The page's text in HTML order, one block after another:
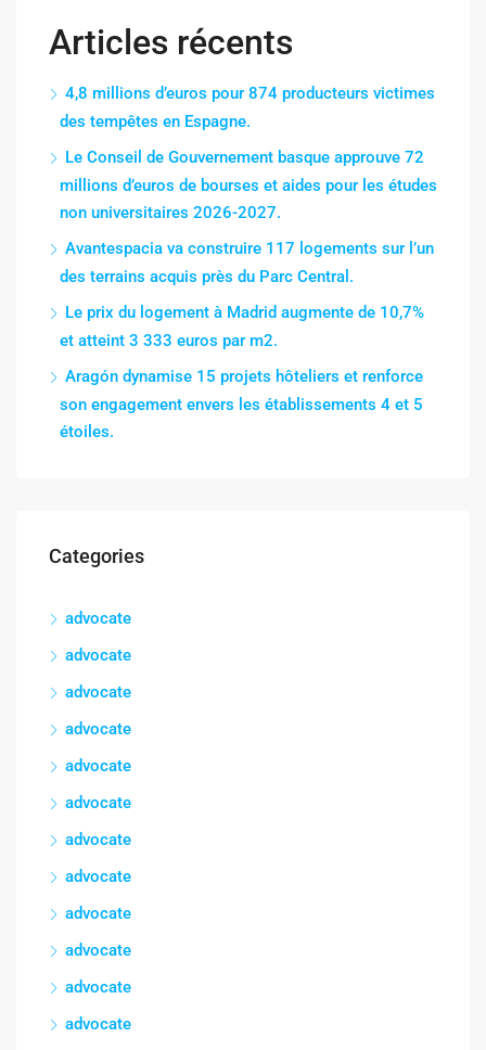
Articles récents
4,8 millions d’euros pour 874 producteurs victimes
des tempêtes en Espagne.
Le Conseil de Gouvernement basque approuve 72
millions d’euros de bourses et aides pour les études
non universitaires 2026-2027.
Avantespacia va construire 117 logements sur l’un
des terrains acquis près du Parc Central.
Le prix du logement à Madrid augmente de 10,7%
et atteint 3 333 euros par m2.
Aragón dynamise 15 projets hôteliers et renforce
son engagement envers les établissements 4 et 5
étoiles.
Categories
advocate
advocate
advocate
advocate
advocate
advocate
advocate
advocate
advocate
advocate
advocate
advocate